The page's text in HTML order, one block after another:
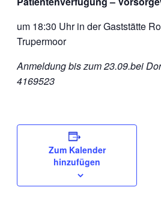
um 18:30 Uhr in der Gaststätte
Trupermoor
Anmeldung bis zum 23.09.bei
4169523
Zum Kalender
hinzufügen